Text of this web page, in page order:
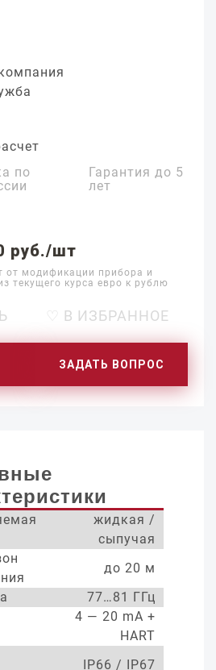
по
Гарантия до 5
лет
руб./шт
от модификации прибора и
текущего курса евро к рублю
♡ В ИЗБРАННОЕ
ЗАДАТЬ ВОПРОС
жидкая /
сыпучая
до 20 м
77…81 ГГц
4 — 20 mA +
HART
IP66 / IP67